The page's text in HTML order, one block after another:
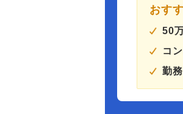
おす
50
コ
勤